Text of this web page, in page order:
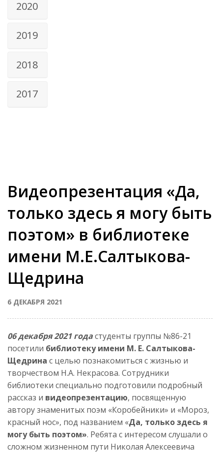
2020
2019
2018
2017
Видеопрезентация «Да,
только здесь я могу быть
поэтом» в библиотеке
имени М.Е.Салтыкова-
Щедрина
6 ДЕКАБРЯ 2021
06 декабря 2021 годастуденты группы №86-21
посетили библиотеку имени М. Е. Салтыкова-
Щедрина с целью познакомиться с жизнью и
творчеством Н.А. Некрасова. Сотрудники
библиотеки специально подготовили подробный
рассказ и видеопрезентацию, посвященную
автору знаменитых поэм «Коробейники» и «Мороз,
красный нос», под названием «Да, только здесь я
могу быть поэтом». Ребята с интересом слушали о
сложном жизненном пути Николая Алексеевича